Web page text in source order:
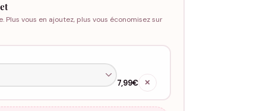
vous en ajoutez, plus vous économisez sur
7,99€ ✕